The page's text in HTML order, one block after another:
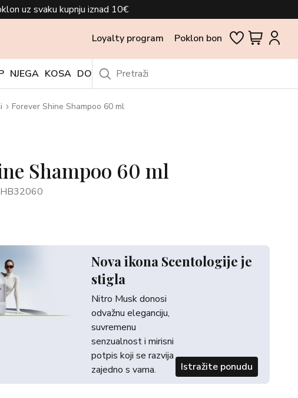
uz svaku kupnju iznad 10€
Loyalty program Poklon bon
NJEGA KOSA DODACI OUTLET
Forever Shine Shampoo 60 ml
Shampoo 60 ml
Nova ikona Scentologije je
stigla
Nitro Musk donosi
odvažnu eleganciju,
suvremenu
senzualnost i mirisni
potpis koji se razvija
zajedno s vama.
Istražite ponudu